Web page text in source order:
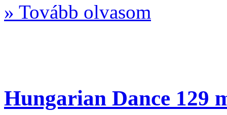
» Tovább olvasom
Hungarian Dance 129